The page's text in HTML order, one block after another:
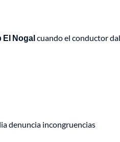
El Nogalcuando el conductor
denuncia incongruencias